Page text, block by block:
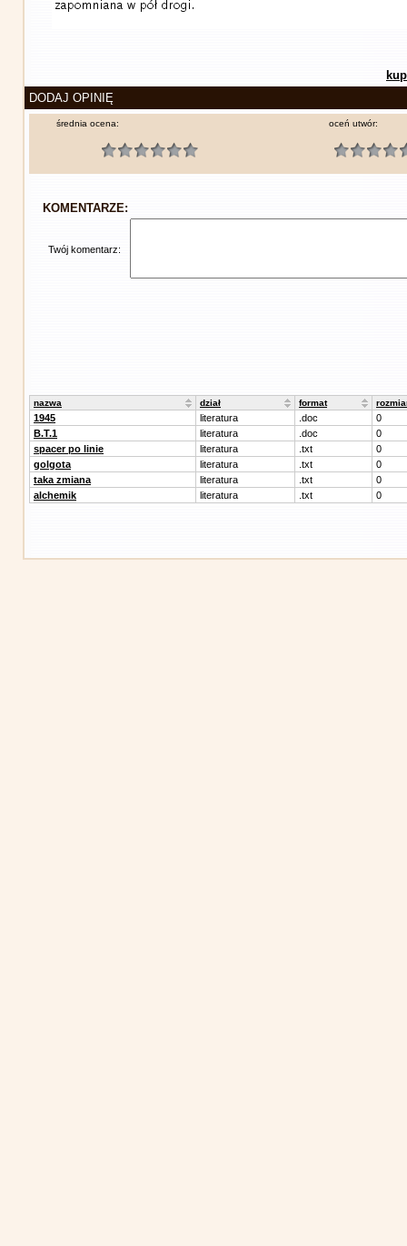
DODAJ OPINIĘ
średnia ocena: oceń utwór:
KOMENTARZE:
Twój komentarz:
nazwa dział format
1945 literatura .doc
0
B.T.1
literatura .doc
0
spacer po linie
literatura .txt
0
golgota
literatura .txt
0
taka zmiana
literatura .txt
0
alchemik
literatura .txt 0